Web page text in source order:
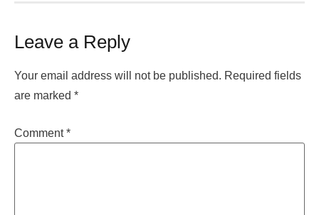
Leave a Reply
Your email address will not be published. Required fields
are marked *
Comment*